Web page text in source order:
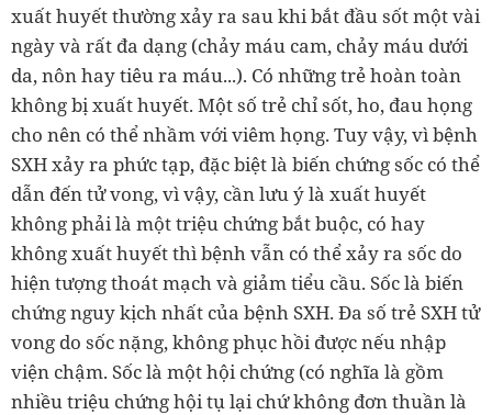
xuất huyết thường xảy ra sau khi bắt đầu sốt một vài
ngày và rất đa dạng (chảy máu cam, chảy máu dưới
da, nôn hay tiêu ra máu...). Có những trẻ hoàn toàn
không bị xuất huyết. Một số trẻ chỉ sốt, ho, đau họng
cho nên có thể nhầm với viêm họng. Tuy vậy, vì bệnh
SXH xảy ra phức tạp, đặc biệt là biến chứng sốc có thể
dẫn đến tử vong, vì vậy, cần lưu ý là xuất huyết
không phải là một triệu chứng bắt buộc, có hay
không xuất huyết thì bệnh vẫn có thể xảy ra sốc do
hiện tượng thoát mạch và giảm tiểu cầu. Sốc là biến
chứng nguy kịch nhất của bệnh SXH. Đa số trẻ SXH tử
vong do sốc nặng, không phục hồi được nếu nhập
viện chậm. Sốc là một hội chứng (có nghĩa là gồm
nhiều triệu chứng hội tụ lại chứ không đơn thuần là